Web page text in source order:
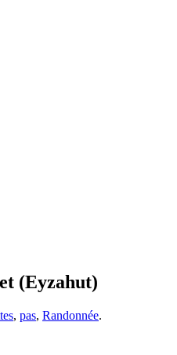
(Eyzahut)
, pas, Randonnée.